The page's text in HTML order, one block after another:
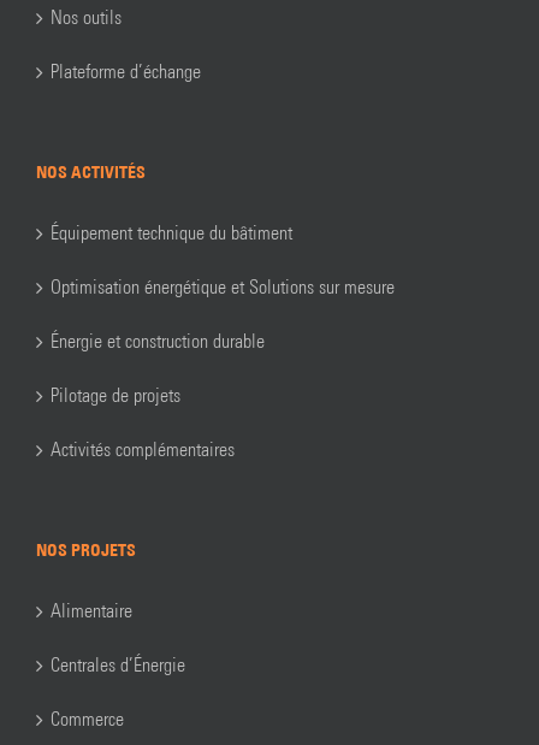
Nos outils
Plateforme d’échange
NOS ACTIVITÉS
Équipement technique du bâtiment
Optimisation énergétique et Solutions sur mesure
Énergie et construction durable
Pilotage de projets
Activités complémentaires
NOS PROJETS
Alimentaire
Centrales d’Énergie
Commerce